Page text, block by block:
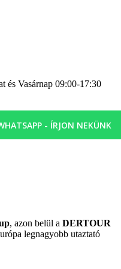
és Vasárnap 09:00-17:30
- ÍRJON NEKÜNK
, azon belül a DERTOUR
legnagyobb utaztató